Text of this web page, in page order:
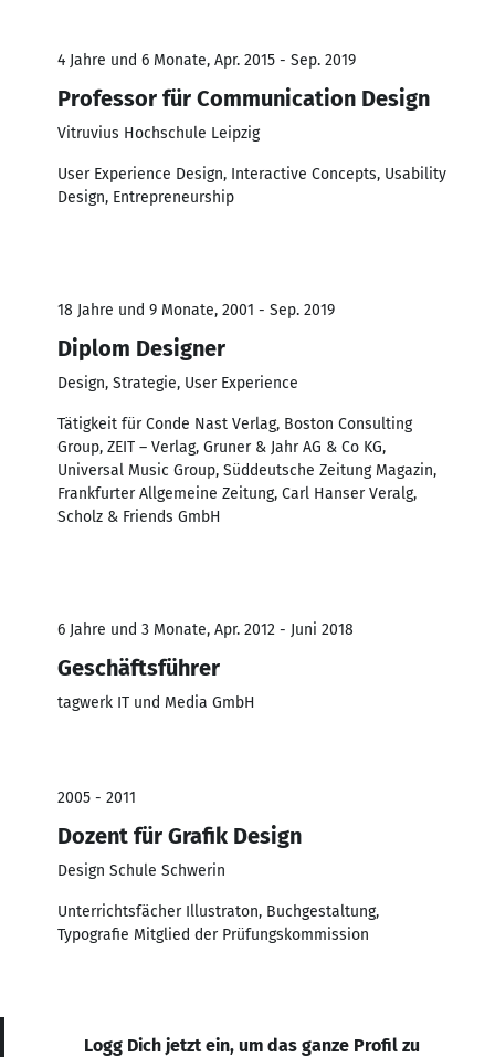
4 Jahre und 6 Monate, Apr. 2015 - Sep. 2019
Professor für Communication Design
Vitruvius Hochschule Leipzig
User Experience Design, Interactive Concepts, Usability
Design, Entrepreneurship
18 Jahre und 9 Monate, 2001 - Sep. 2019
Diplom Designer
Design, Strategie, User Experience
Tätigkeit für Conde Nast Verlag, Boston Consulting
Group, ZEIT – Verlag, Gruner & Jahr AG & Co KG,
Universal Music Group, Süddeutsche Zeitung Magazin,
Frankfurter Allgemeine Zeitung, Carl Hanser Veralg,
Scholz & Friends GmbH
6 Jahre und 3 Monate, Apr. 2012 - Juni 2018
Geschäftsführer
tagwerk IT und Media GmbH
2005 - 2011
Dozent für Grafik Design
Design Schule Schwerin
Unterrichtsfächer Illustraton, Buchgestaltung,
Typografie Mitglied der Prüfungskommission
Logg Dich jetzt ein, um das ganze Profil zu